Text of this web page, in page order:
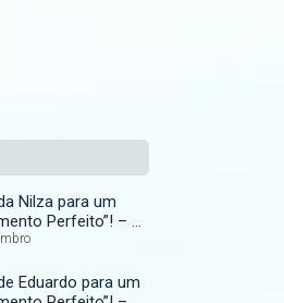
Nilza para um
Perfeito”! – O
Eduardo para um